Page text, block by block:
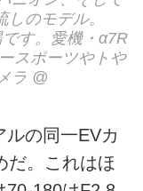
しのモデル。
す。愛機・α7R
スポーツやトや
ラ @
の同一EVカ
だ。これはほ